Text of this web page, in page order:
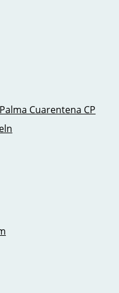
Cuarentena CP